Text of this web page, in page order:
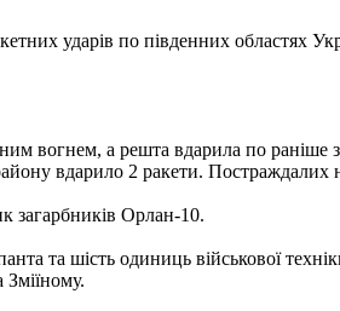
ударів по південних
вогнем, а решта вдарила по
вдарило 2 ракети. Постраждалих
загарбників Орлан-10.
та шість одиниць військової